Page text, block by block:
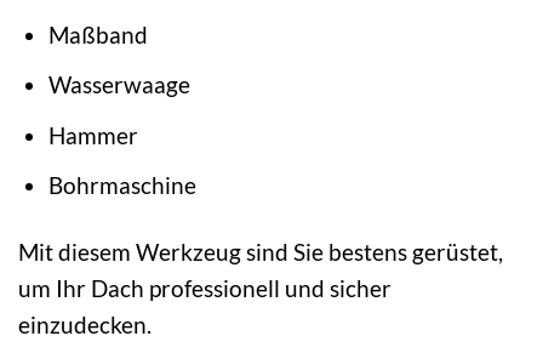
Maßband
Wasserwaage
Hammer
Bohrmaschine
Mit diesem Werkzeug sind Sie bestens gerüstet,
um Ihr Dach professionell und sicher
einzudecken.